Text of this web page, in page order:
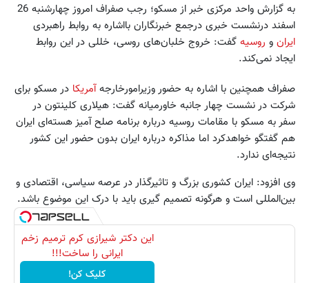
به گزارش واحد مرکزی خبر از مسکو؛ رجب صفراف امروز چهارشنبه 26
اسفند درنشست خبری درجمع خبرنگاران بااشاره به روابط راهبردی
ایران و روسیه گفت: خروج خلبان‌های روسی، خللی در این روابط
ایجاد نمی‌کند.
صفراف همچنین با اشاره به حضور وزیرامورخارجهآمریکا در مسکو برای
شرکت در نشست چهار جانبه خاورمیانه گفت: هیلاری کلینتون در
سفر به مسکو با مقامات روسیه درباره برنامه صلح آمیز هسته‌ای ایران
هم گفتگو خواهدکرد اما مذاکره درباره ایران بدون حضور این کشور
نتیجه‌ای ندارد.
وی افزود: ایران کشوری بزرگ و تاثیرگذار در عرصه سیاسی، اقتصادی و
بین‌المللی است و هرگونه تصمیم گیری باید با درک این موضوع باشد.
این دکتر شیرازی کرم ترمیم زخم
ایرانی را ساخت!!!
کلیک کن!